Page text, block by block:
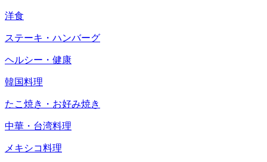
洋食
ステーキ・ハンバーグ
ヘルシー・健康
韓国料理
たこ焼き・お好み焼き
中華・台湾料理
メキシコ料理